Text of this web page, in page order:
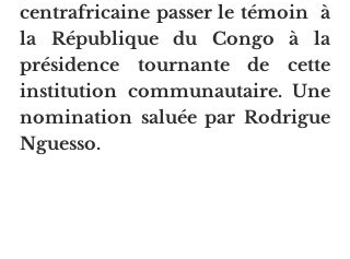
centrafricaine passer le témoin  à
la République du Congo à la
présidence tournante de cette
institution communautaire. Une
nomination saluée par Rodrigue
Nguesso.